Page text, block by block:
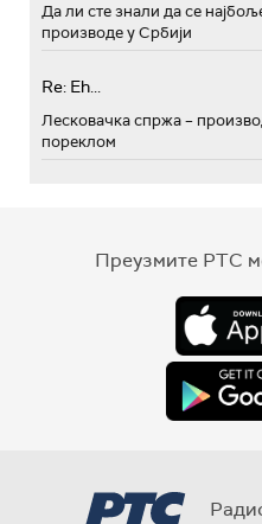
Да ли сте знали да се
производе у Србији
Re: Eh...
Лесковачка спржа –
пореклом
Преузмите РТС